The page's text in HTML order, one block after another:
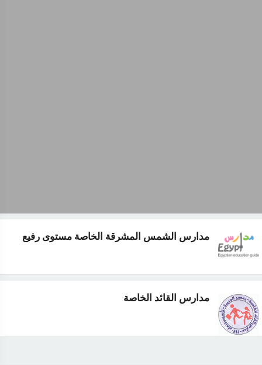
مدارس الشمس المشرقة الخاصة مستوى رفيع
مدارس القائد الخاصة